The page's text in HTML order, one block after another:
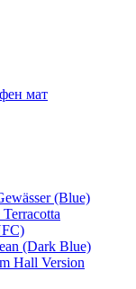
мат
(Blue)
(Dark Blue)
Hall Version